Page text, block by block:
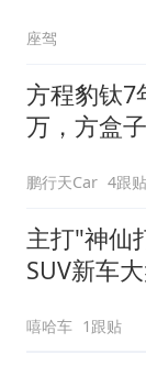
座驾
方程豹钛7
万，方盒
鹏行天Car 4跟贴
主打"神仙
SUV新车
嘻哈车 1跟贴